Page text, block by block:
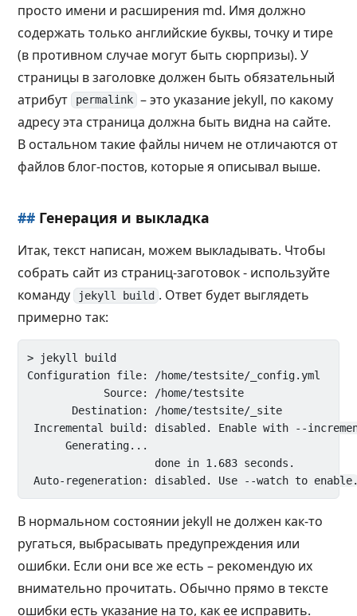
просто имени и расширения md. Имя должно
содержать только английские буквы, точку и тире
(в противном случае могут быть сюрпризы). У
страницы в заголовке должен быть обязательный
атрибут permalink – это указание jekyll, по какому
адресу эта страница должна быть видна на сайте.
В остальном такие файлы ничем не отличаются от
файлов блог-постов, которые я описывал выше.
## Генерация и выкладка
Итак, текст написан, можем выкладывать. Чтобы
собрать сайт из страниц-заготовок - используйте
команду jekyll build . Ответ будет выглядеть
примерно так:
> jekyll build
Configuration file: /home/testsite/_config.yml
            Source: /home/testsite
       Destination: /home/testsite/_site
Incremental build: disabled. Enable with --
      Generating...
                    done in 1.683 seconds.
В нормальном состоянии jekyll не должен как-то
ругаться, выбрасывать предупреждения или
ошибки. Если они все же есть – рекомендую их
внимательно прочитать. Обычно прямо в тексте
ошибки есть указание на то, как ее исправить.